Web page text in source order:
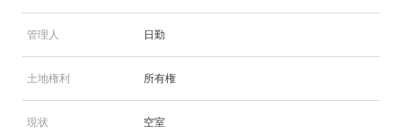
管理人 日勤
土地権利 所有権
現状 空室